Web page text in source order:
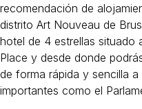
recomendación de
distrito Art Nouveau de
hotel de 4 estrellas situado
Place y desde donde
de forma rápida y sencilla
importantes como el